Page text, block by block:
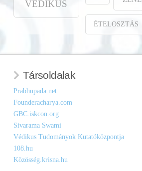
VÉDIKUS
ÉTELOSZTÁS
Társoldalak
Prabhupada.net
Founderacharya.com
GBC.iskcon.org
Sivarama Swami
Védikus Tudományok Kutatóközpontja
108.hu
Közösség.krisna.hu